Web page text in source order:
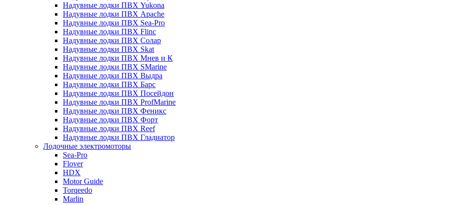
Надувные лодки ПВХ Yukona
Надувные лодки ПВХ Apache
Надувные лодки ПВХ Sea-Pro
Надувные лодки ПВХ Flinc
Надувные лодки ПВХ Солар
Надувные лодки ПВХ Skat
Надувные лодки ПВХ Мнев и К
Надувные лодки ПВХ SMarine
Надувные лодки ПВХ Выдра
Надувные лодки ПВХ Барс
Надувные лодки ПВХ Посейдон
Надувные лодки ПВХ ProfMarine
Надувные лодки ПВХ Феникс
Надувные лодки ПВХ Форт
Надувные лодки ПВХ Reef
Надувные лодки ПВХ Гладиатор
Лодочные электромоторы
Sea-Pro
Flover
HDX
Motor Guide
Torqeedo
Marlin